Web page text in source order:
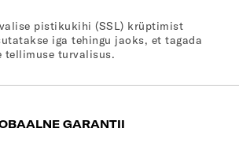
pistikukihi (SSL) krüptimist
iga tehingu jaoks, et tagada
tellimuse turvalisus.
GARANTII